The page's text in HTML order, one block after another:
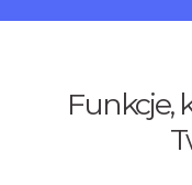
Funkcje,